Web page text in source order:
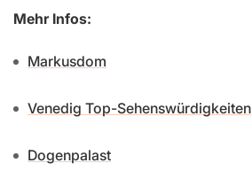
Mehr Infos:
Markusdom
Venedig Top-Sehenswürdigkeiten
Dogenpalast